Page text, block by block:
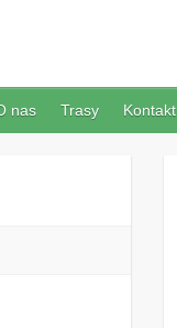
nas Trasy Kontakt